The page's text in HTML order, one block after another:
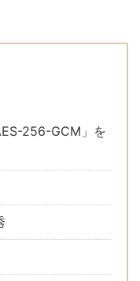
256-GCM」を